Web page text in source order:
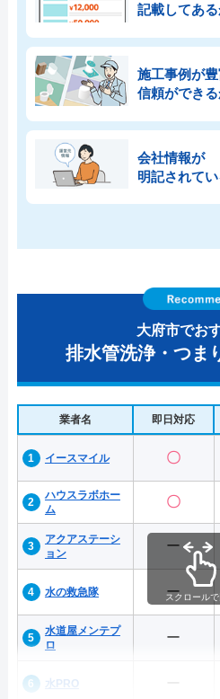
記載してあ
施工事例が
信頼ができ
会社情報が
明記されて
大府市でお
排水管洗浄・つま
業者名 即日対応
イースマイル 〇
ハウスラボホー
ム
〇
アクアステーシ
ョン
ー
水の救急隊 ー
水道屋メンテプ
ロ
ー
水PRO
スクロール